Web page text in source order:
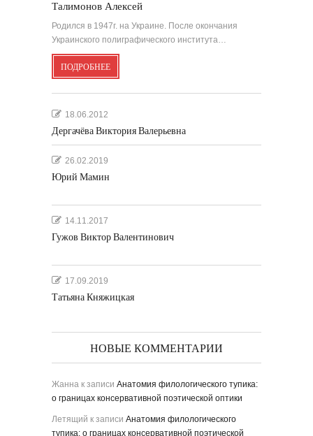
Талимонов Алексей
Родился в 1947г. на Украине. После окончания
Украинского полиграфического института…
ПОДРОБНЕЕ
18.06.2012
Дергачёва Виктория Валерьевна
26.02.2019
Юрий Мамин
14.11.2017
Гужов Виктор Валентинович
17.09.2019
Татьяна Княжицкая
НОВЫЕ КОММЕНТАРИИ
Жанна к записи Анатомия филологического тупика:
о границах консервативной поэтической оптики
Летящий к записи Анатомия филологического
тупика: о границах консервативной поэтической